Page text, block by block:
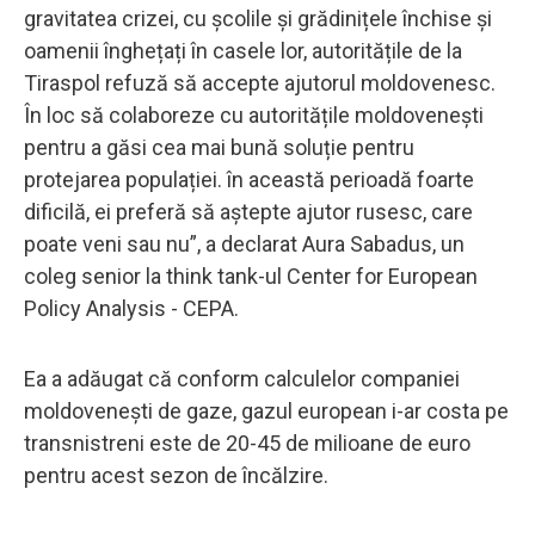
gravitatea crizei, cu școlile și grădinițele închise și
oamenii înghețați în casele lor, autoritățile de la
Tiraspol refuză să accepte ajutorul moldovenesc.
În loc să colaboreze cu autoritățile moldovenești
pentru a găsi cea mai bună soluție pentru
protejarea populației. în această perioadă foarte
dificilă, ei preferă să aștepte ajutor rusesc, care
poate veni sau nu”, a declarat Aura Sabadus, un
coleg senior la think tank-ul Center for European
Policy Analysis - CEPA.
Ea a adăugat că conform calculelor companiei
moldovenești de gaze, gazul european i-ar costa pe
transnistreni este de 20-45 de milioane de euro
pentru acest sezon de încălzire.